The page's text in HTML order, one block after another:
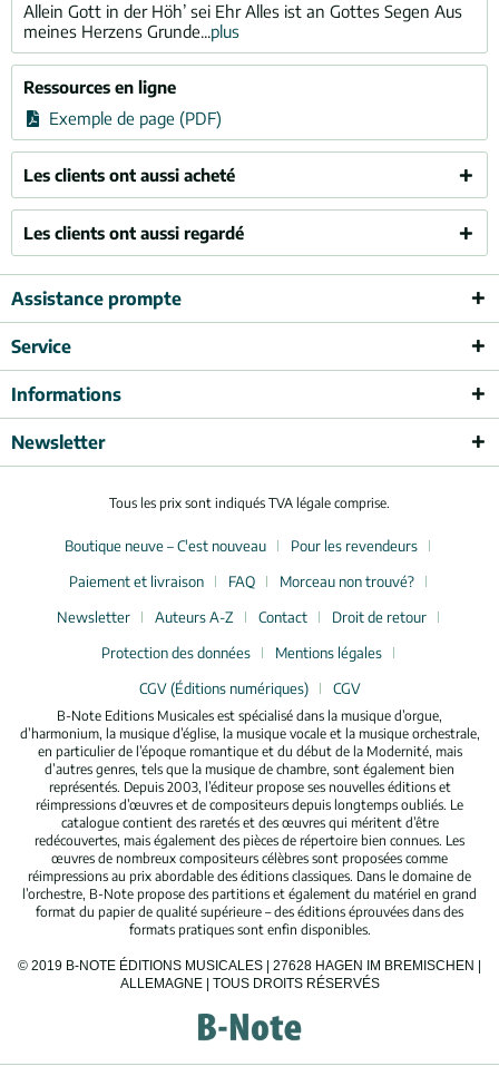
Allein Gott in der Höh’ sei Ehr Alles ist an Gottes Segen Aus
meines Herzens Grunde...plus
Ressources en ligne
Exemple de page (PDF)
Les clients ont aussi acheté
Les clients ont aussi regardé
Assistance prompte
Service
Informations
Newsletter
Tous les prix sont indiqués TVA légale comprise.
Boutique neuve – C'est nouveau
Pour les revendeurs
Paiement et livraison
FAQ
Morceau non trouvé?
Newsletter
Auteurs A-Z Contact
Droit de retour
Protection des données
Mentions légales
CGV (Éditions numériques)
CGV
B-Note Editions Musicales est spécialisé dans la musique d’orgue,
d’harmonium, la musique d’église, la musique vocale et la musique orchestrale,
en particulier de l’époque romantique et du début de la Modernité, mais
d’autres genres, tels que la musique de chambre, sont également bien
représentés. Depuis 2003, l’éditeur propose ses nouvelles éditions et
réimpressions d’œuvres et de compositeurs depuis longtemps oubliés. Le
catalogue contient des raretés et des œuvres qui méritent d’être
redécouvertes, mais également des pièces de répertoire bien connues. Les
œuvres de nombreux compositeurs célèbres sont proposées comme
réimpressions au prix abordable des éditions classiques. Dans le domaine de
l’orchestre, B-Note propose des partitions et également du matériel en grand
format du papier de qualité supérieure – des éditions éprouvées dans des
formats pratiques sont enfin disponibles.
© 2019 B-NOTE ÉDITIONS MUSICALES | 27628 HAGEN IM BREMISCHEN |
ALLEMAGNE | TOUS DROITS RÉSERVÉS